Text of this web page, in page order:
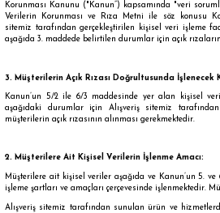
Korunması Kanunu ("Kanun”) kapsamında "veri
Verilerin Korunması ve Rıza Metni ile söz konusu
sitemiz tarafından gerçekleştirilen kişisel veri işleme
aşağıda 3. maddede belirtilen durumlar için açık
3. Müşterilerin Açık Rızası Doğrultusunda İşlenecek
Kanun’un 5/2 ile 6/3 maddesinde yer alan kişisel veri
aşağıdaki durumlar için Alışveriş sitemiz
müşterilerin açık rızasının alınması gerekmektedir.
2. Müşterilere Ait Kişisel Verilerin İşlenme Amacı:
Müşterilere ait kişisel veriler aşağıda ve Kanun’un 5.
işleme şartları ve amaçları çerçevesinde işlenmektedir.
Alışveriş sitemiz tarafından sunulan ürün ve